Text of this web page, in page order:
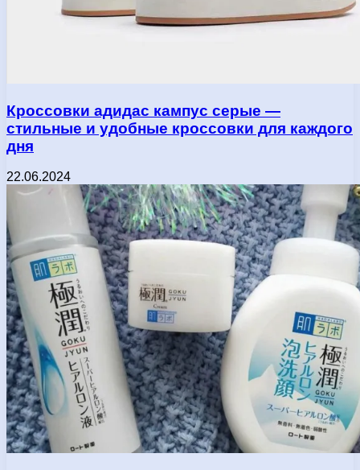
Кроссовки адидас кампус серые —
стильные и удобные кроссовки для каждого
дня
22.06.2024